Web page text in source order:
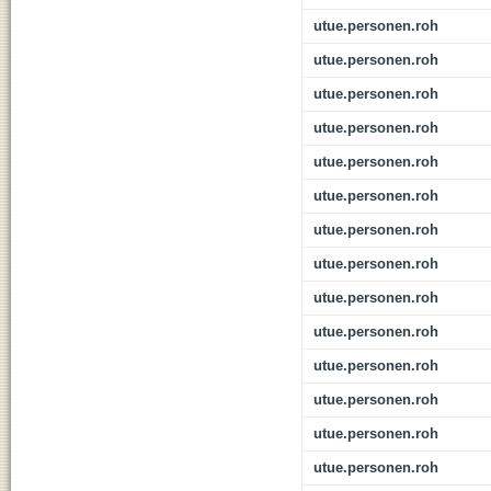
utue.personen.roh
utue.personen.roh
utue.personen.roh
utue.personen.roh
utue.personen.roh
utue.personen.roh
utue.personen.roh
utue.personen.roh
utue.personen.roh
utue.personen.roh
utue.personen.roh
utue.personen.roh
utue.personen.roh
utue.personen.roh